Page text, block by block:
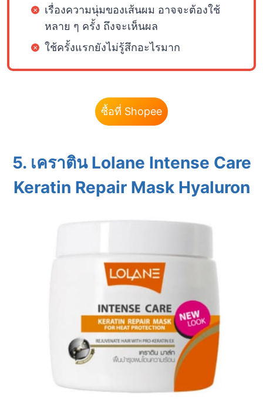
เรื่องความนุ่มของเส้นผม อาจจะต้องใช้
หลาย ๆ ครั้ง ถึงจะเห็นผล
ใช้ครั้งแรกยังไม่รู้สึกอะไรมาก
ซื้อที่ Shopee
5. เคราติน Lolane Intense Care
Keratin Repair Mask Hyaluron